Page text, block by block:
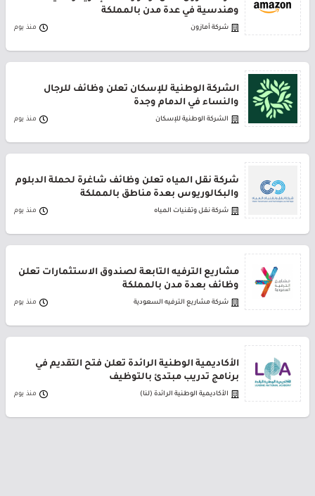
وهندسية في عدة مدن بالمملكة
شركة أمازون منذ يوم
الشركة الوطنية للإسكان تعلن وظائف للرجال
والنساء في الدمام وجدة
الشركة الوطنية للإسكان منذ يوم
شركة نقل المياه تعلن وظائف شاغرة لحملة الدبلوم
والبكالوريوس بعدة مناطق بالمملكة
شركة نقل وتقنيات المياه منذ يوم
مشاريع الترفيه التابعة لصندوق الاستثمارات تعلن
وظائف بعدة مدن بالمملكة
شركة مشاريع الترفيه السعودية منذ يوم
الأكاديمية الوطنية الرائدة تعلن فتح التقديم في
برنامج تدريب مبتدئ بالتوظيف
الأكاديمية الوطنية الرائدة (لنا) منذ يوم